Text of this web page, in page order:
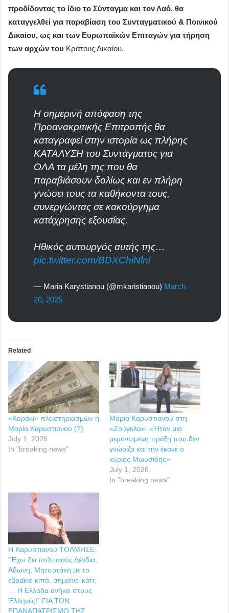
προδίδοντας το ίδιο το Σύνταγμα και τον Λαό, θα
καταγγελθεί για παραβίαση του Συνταγματικού & Ποινικού
Δικαίου, ως και των Ευρωπαϊκών Επιταγών για τήρηση
των αρχών του Κράτους Δικαίου.
Η σημερινή απόφαση της
Προανακριτικής Επιτροπής θα
καταγραφεί στην ιστορία ως πλήρης
ΚΑΤΑΛΥΣΗ του Συντάγματος για
ΟΛΑ τα μέλη της που θα
παραβιάσουν δολίως και εν πλήρη
γνώσει τους τα καθήκοντα τους,
συνεργώντας σε κακούργημα
κατάχρησης εξουσίας.
Ηθικός αυτουργός αυτής της…
pic.twitter.com/BDXChiNlnl
— Maria Karystianou (@mkaristianou) March
20, 2025
Related
«Κοράκι» πλειστηριασμών η
Μαρία Καρυστιανού (?)
July 1, 2026
In "breaking news"
Μαρία Καρυστιανού στη
«Ζούγκλα»: «Ήταν μια
μεμονωμένη πράξη που δεν
γνώριζα και την έκανε ο
κύριος Μωυσίδης»
July 1, 2026
In "breaking news"
Η Καρυστιανού ΤΟΛΜΗΣΕ:
”Έχω δει πολιτικούς Δένδια,
Άδωνη, Μητσοτάκη με το
εβραϊκό κιπά, σημαίνει κάτι;
… Η Ελλάδα ανήκει στους
Έλληνες!” ΓΙΑ ΤΟΝ
ΕΠΑΝΑΠΑΤΡΙΣΜΟ ΤΗΣ